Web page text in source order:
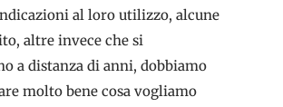
al loro utilizzo, alcune
altre invece che si
a distanza di anni, dobbiamo
molto bene cosa vogliamo